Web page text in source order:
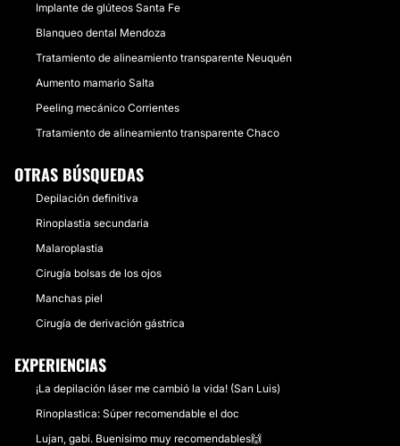
Implante de glúteos Santa Fe
Blanqueo dental Mendoza
Tratamiento de alineamiento transparente Neuquén
Aumento mamario Salta
Peeling mecánico Corrientes
Tratamiento de alineamiento transparente Chaco
OTRAS BÚSQUEDAS
Depilación definitiva
Rinoplastia secundaria
Malaroplastia
Cirugía bolsas de los ojos
Manchas piel
Cirugía de derivación gástrica
EXPERIENCIAS
¡La depilación láser me cambió la vida! (San Luis)
Rinoplastica: Súper recomendable el doc
Lujan, gabi. Buenisimo muy recomendables🙌